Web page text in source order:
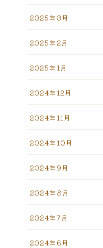
2025年3月
2025年2月
2025年1月
2024年12月
2024年11月
2024年10月
2024年9月
2024年8月
2024年7月
2024年6月